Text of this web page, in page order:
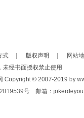
式 版权声明
网站
未经书面授权禁止使用
Copyright © 2007-2019 by
号 邮箱：